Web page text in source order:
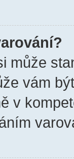
může
vám
v